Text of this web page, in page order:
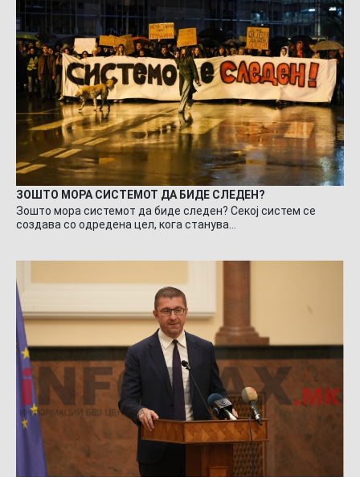
ЗОШТО МОРА СИСТЕМОТ ДА БИДЕ СЛЕДЕН?
Зошто мора системот да биде следен? Секој систем се
создава со одредена цел, кога станува…